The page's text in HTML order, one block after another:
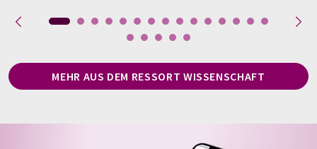
MEHR AUS DEM RESSORT WISSENSCHAFT